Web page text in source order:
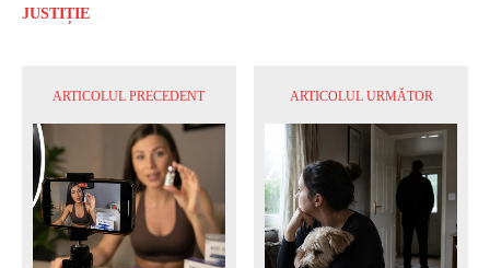
JUSTIȚIE
ARTICOLUL PRECEDENT ARTICOLUL URMĂTOR